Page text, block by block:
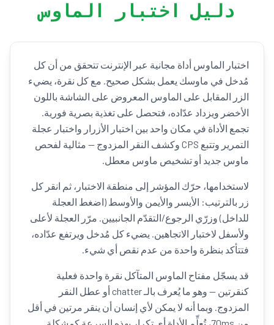
دليل اختبار الماوس
اختبار الماوس أداة مجانية عبر الإنترنت تتحقق من أن كل
مُدخل في ماوسك يعمل بشكل صحيح. مع كل نقرة، يضيء
الزر المقابل على الماوس المعروض على الشاشة باللون
الأخضر ويزداد عدّاده، فتحصل على تغذية بصرية فورية.
تجمع الأداة في مكان واحد بين اختبار الأزرار واختبار عجلة
التمرير وتتبع CPS وكشف النقر المزدوج — مثالية لفحص
ماوس جديد أو تشخيص ماوس معطل.
لاستخدامها، حرّك المؤشر إلى منطقة الاختبار، ثم انقر كل
زر بالترتيب: الأيسر والأيمن والأوسط (اضغط العجلة
للداخل) وزرّي الرجوع/التقدّم الجانبيين. مرّر العجلة لأعلى
ولأسفل لاختبار الاتجاهين. يضيء كل مُدخل ويرتفع عدّاده،
فتتأكد بنظرة واحدة من عدم نقص أي شيء.
قد يسجّل مفتاح الماوس المتآكل نقرة واحدة فعلية
كنقرتين — وهو ما يُعرف بالـ chatter أو عطل النقر
المزدوج. وبما أنه لا يمكن لأي إنسان أن ينقر مرتين في أقل